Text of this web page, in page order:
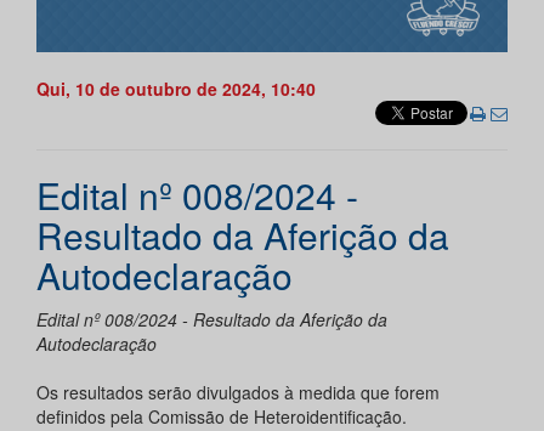
Qui, 10 de outubro de 2024, 10:40
Edital nº 008/2024 -
Resultado da Aferição da
Autodeclaração
Edital nº 008/2024 - Resultado da Aferição da
Autodeclaração
Os resultados serão divulgados à medida que forem
definidos pela Comissão de Heteroidentificação.